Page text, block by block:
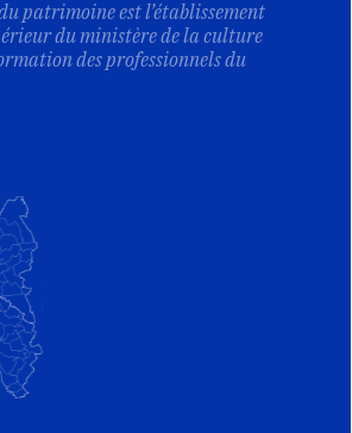
patrimoine est l’établissement
du ministère de la culture
des professionnels du